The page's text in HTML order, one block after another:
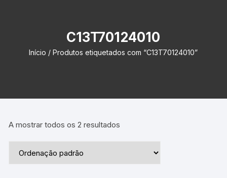
C13T70124010
Início / Produtos etiquetados com “C13T70124010”
A mostrar todos os 2 resultados